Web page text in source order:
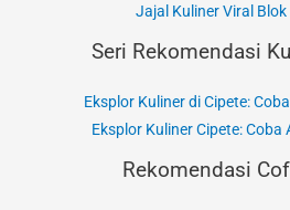
Jajal Kuliner Viral
Seri Rekomendasi
Eksplor Kuliner di Cipete:
Eksplor Kuliner Cipete: Coba
Rekomendasi